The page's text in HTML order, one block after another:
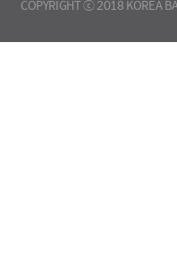
COPYRIGHT ⓒ 2018 KOREA